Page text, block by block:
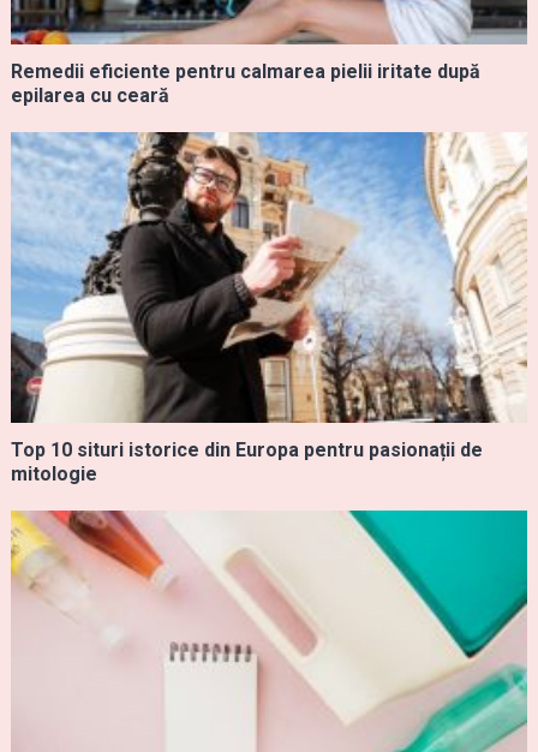
Remedii eficiente pentru calmarea pielii iritate după
epilarea cu ceară
Top 10 situri istorice din Europa pentru pasionații de
mitologie